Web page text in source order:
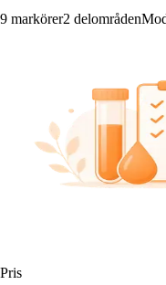
9 markörer2 delområden
Pris